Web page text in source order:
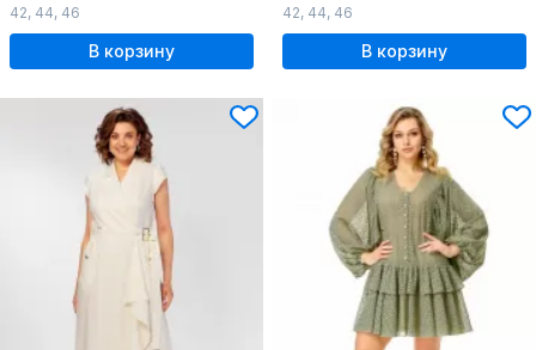
42, 44, 46
В корзину
42, 44, 46
В корзину